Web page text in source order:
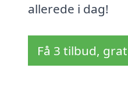
allerede i dag!
Få 3 tilbud,